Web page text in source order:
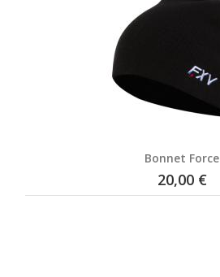
Bonnet Force
20,00 €